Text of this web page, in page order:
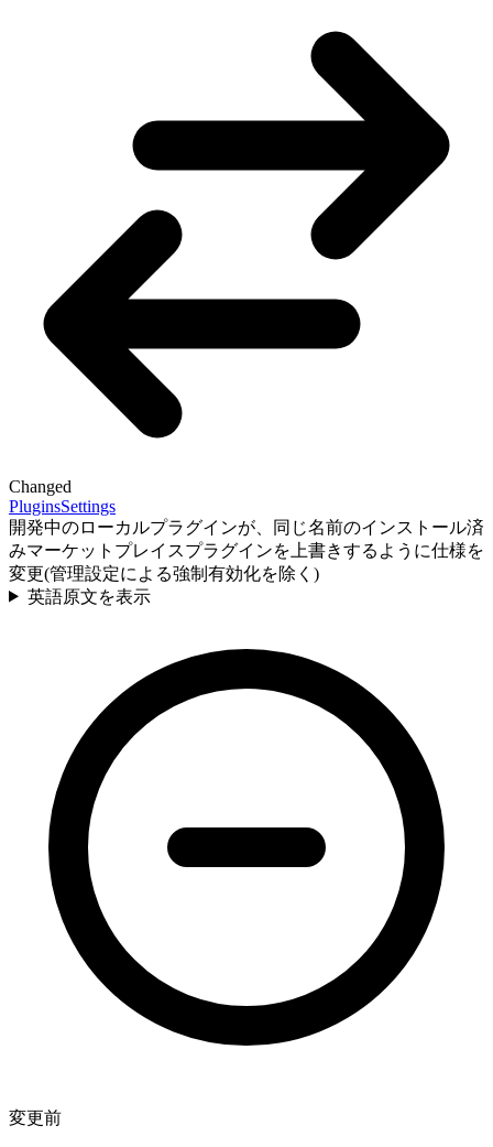
Changed
PluginsSettings
開発中のローカルプラグインが、同じ名前のインストール済
みマーケットプレイスプラグインを上書きするように仕様を
変更(管理設定による強制有効化を除く)
英語原文を表示
変更前